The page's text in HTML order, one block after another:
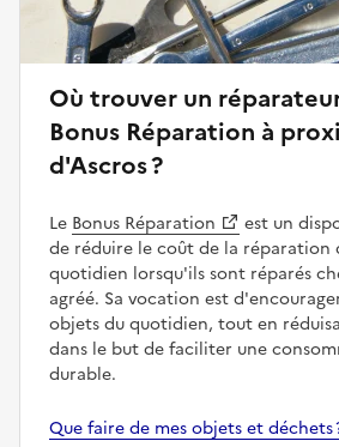
Où trouver un
Bonus Réparation à
d'Ascros ?
Le Bonus Réparation
est un
de réduire le coût de la réparation
quotidien lorsqu'ils sont réparés
agréé. Sa vocation est
objets du quotidien, tout en
dans le but de faciliter une
durable.
Que faire de mes objets et déchets